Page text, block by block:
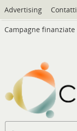
Vai
al
contenuto
Advertising Contatti
Campagne finanziate